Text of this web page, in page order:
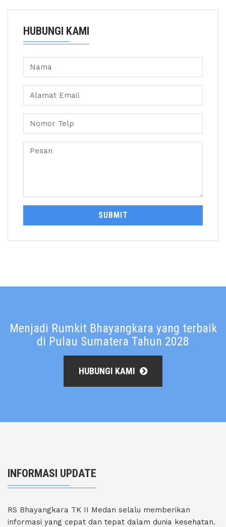
HUBUNGI KAMI
SUBMIT
Menjadi Rumkit Bhayangkara yang terbaik
di Pulau Sumatera Tahun 2028
HUBUNGI KAMI
INFORMASI UPDATE
RS Bhayangkara TK II Medan selalu memberikan
informasi yang cepat dan tepat dalam dunia kesehatan.